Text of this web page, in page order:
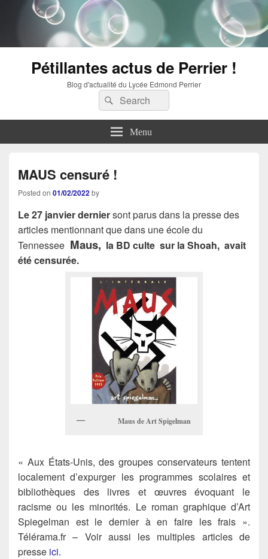
Pétillantes actus de Perrier !
Blog d'actualité du Lycée Edmond Perrier
Search
for:
Search
Menu
MAUS censuré !
Posted on 01/02/2022by
Le 27 janvier derniersont parus dans la presse des
articles mentionnant que dans une école du
Tennessee Maus, la BD culte sur la Shoah, avait
été censurée.
Maus de Art Spigelman
« Aux États-Unis, des groupes conservateurs tentent
localement d’expurger les programmes scolaires et
bibliothèques des livres et œuvres évoquant le
racisme ou les minorités. Le roman graphique d’Art
Spiegelman est le dernier à en faire les frais ».
Télérama.fr – Voir aussi les multiples articles de
presse ici.